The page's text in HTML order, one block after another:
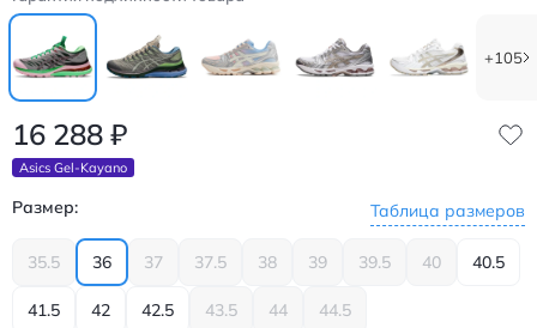
+105
16 288 ₽
Asics Gel-Kayano
Размер: Таблица размеров
35.5 36 37 37.5 38 39 39.5 40 40.5
41.5 42 42.5 43.5 44 44.5